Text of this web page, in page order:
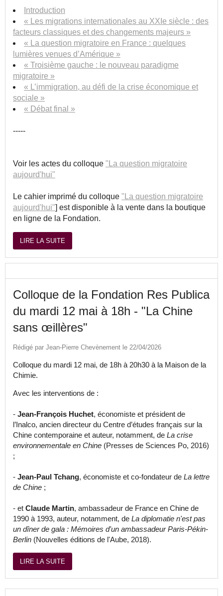
Introduction
« Les migrations internationales au XXIe siècle : des
facteurs classiques et des changements majeurs »
« La question migratoire en France : quelques
lumières venues d’Amérique »
« Troisième gauche : le nouveau paradigme
migratoire »
« L’immigration, au défi de la crise économique et
sociale »
« Débat final »
-----
Voir les actes du colloque "La question migratoire
aujourd'hui"
Le cahier imprimé du colloque "La question migratoire
aujourd'hui"] est disponible à la vente dans la boutique
en ligne de la Fondation.
LIRE LA SUITE
Colloque de la Fondation Res Publica
du mardi 12 mai à 18h - "La Chine
sans œillères"
Rédigé par Jean-Pierre Chevènement le 22/04/2026
Colloque du mardi 12 mai, de 18h à 20h30 à la Maison de la
Chimie.
Avec les interventions de :
- Jean-François Huchet, économiste et président de
l’Inalco, ancien directeur du Centre d’études français sur la
Chine contemporaine et auteur, notamment, de La crise
environnementale en Chine (Presses de Sciences Po, 2016)
;
- Jean-Paul Tchang, économiste et co-fondateur de La lettre
de Chine ;
- et Claude Martin, ambassadeur de France en Chine de
1990 à 1993, auteur, notamment, de La diplomatie n'est pas
un dîner de gala : Mémoires d'un ambassadeur Paris-Pékin-
Berlin (Nouvelles éditions de l'Aube, 2018).
LIRE LA SUITE